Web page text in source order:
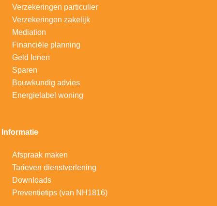
Verzekeringen particulier
Verzekeringen zakelijk
Mediation
Financiële planning
Geld lenen
Sparen
Bouwkundig advies
Energielabel woning
Informatie
Afspraak maken
Tarieven dienstverlening
Downloads
Preventietips (van NH1816)